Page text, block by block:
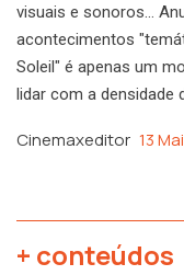
visuais e sonoros…
acontecimentos
Soleil" é apenas um
lidar com a densidade
Cinemaxeditor 13
+ conteúdos